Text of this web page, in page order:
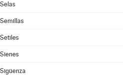
Selas
Semillas
Setiles
Sienes
Sigüenza